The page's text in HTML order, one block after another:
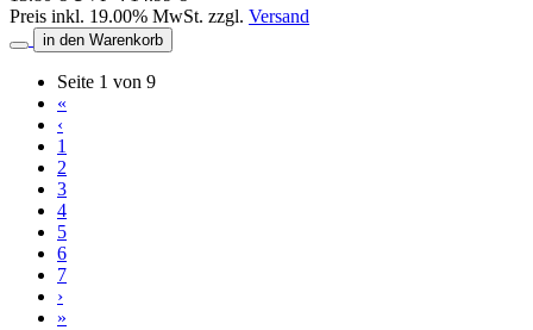
Preis inkl. 19.00% MwSt. zzgl. Versand
in den Warenkorb
Seite 1 von 9
«
‹
1
2
3
4
5
6
7
›
»